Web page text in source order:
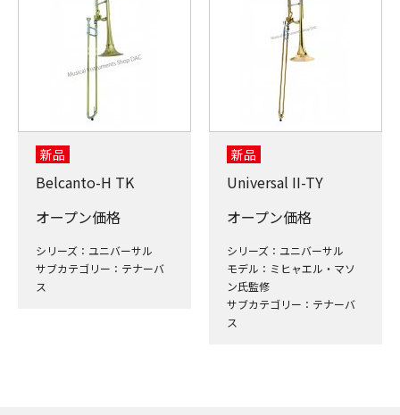
新品
Belcanto-H TK
オープン価格
シリーズ：ユニバーサル
サブカテゴリー：テナーバ
ス
新品
Universal II-TY
オープン価格
シリーズ：ユニバーサル
モデル：ミヒャエル・マソ
ン氏監修
サブカテゴリー：テナーバ
ス